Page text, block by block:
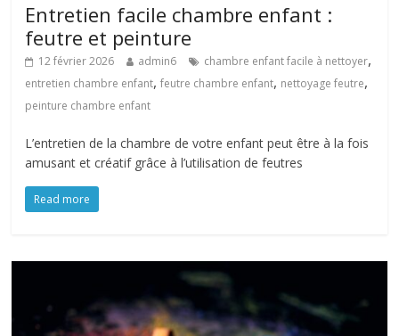
Entretien facile chambre enfant :
feutre et peinture
12 février 2026 admin6 chambre enfant facile à nettoyer,
entretien chambre enfant,feutre chambre enfant, nettoyage feutre,
peinture chambre enfant
L’entretien de la chambre de votre enfant peut être à la fois
amusant et créatif grâce à l’utilisation de feutres
Read more